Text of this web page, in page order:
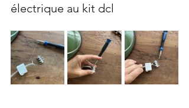
électrique au kit dcl